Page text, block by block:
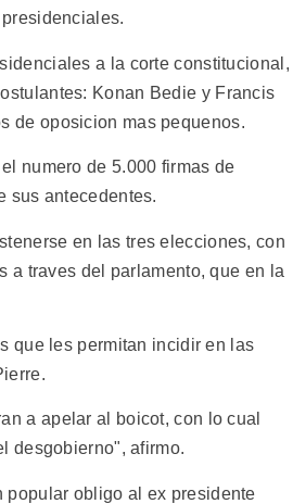
a la corte constitucional,
Konan Bedie y Francis
de oposicion mas pequenos.
numero de 5.000 firmas de
sus antecedentes.
en las tres elecciones, con
a traves del parlamento, que en la
que les permitan incidir en las
a apelar al boicot, con lo cual
desgobierno", afirmo.
popular obligo al ex presidente